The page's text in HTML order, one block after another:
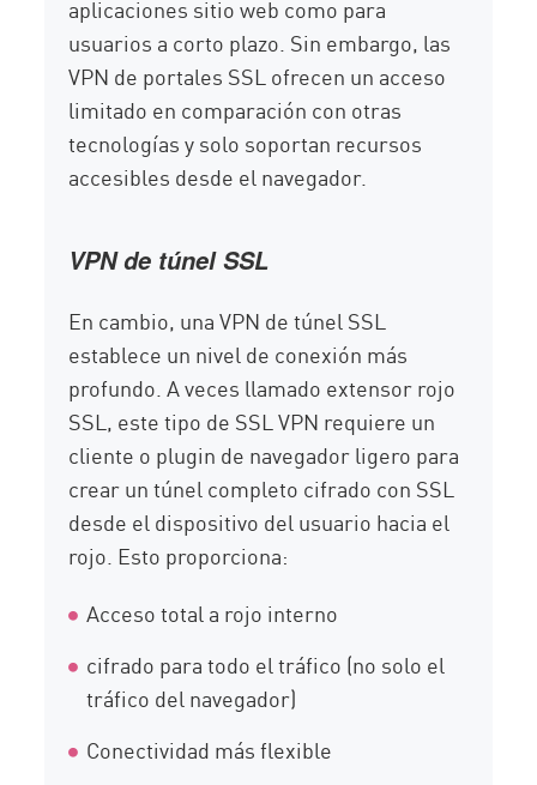
aplicaciones sitio web como para
usuarios a corto plazo. Sin embargo, las
VPN de portales SSL ofrecen un acceso
limitado en comparación con otras
tecnologías y solo soportan recursos
accesibles desde el navegador.
VPN de túnel SSL
En cambio, una VPN de túnel SSL
establece un nivel de conexión más
profundo. A veces llamado extensor rojo
SSL, este tipo de SSL VPN requiere un
cliente o plugin de navegador ligero para
crear un túnel completo cifrado con SSL
desde el dispositivo del usuario hacia el
rojo. Esto proporciona:
Acceso total a rojo interno
cifrado para todo el tráfico (no solo el
tráfico del navegador)
Conectividad más flexible